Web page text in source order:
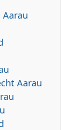
Aarau